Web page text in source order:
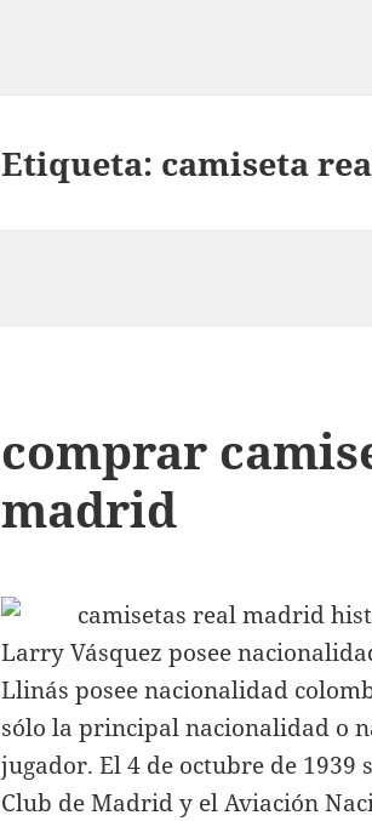
Etiqueta: camiseta
comprar
madrid
Larry Vásquez posee
Llinás posee nacionalidad
sólo la principal nacionalidad o
jugador. El 4 de octubre de
Club de Madrid y el Aviación